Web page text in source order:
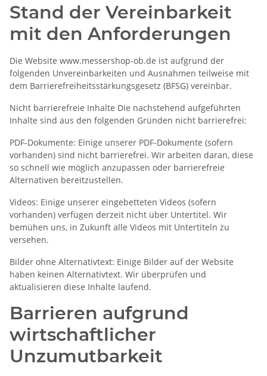
Stand der Vereinbarkeit
mit den Anforderungen
Die Website www.messershop-ob.de ist aufgrund der
folgenden Unvereinbarkeiten und Ausnahmen teilweise mit
dem Barrierefreiheitsstärkungsgesetz (BFSG) vereinbar.
Nicht barrierefreie Inhalte Die nachstehend aufgeführten
Inhalte sind aus den folgenden Gründen nicht barrierefrei:
PDF-Dokumente: Einige unserer PDF-Dokumente (sofern
vorhanden) sind nicht barrierefrei. Wir arbeiten daran, diese
so schnell wie möglich anzupassen oder barrierefreie
Alternativen bereitzustellen.
Videos: Einige unserer eingebetteten Videos (sofern
vorhanden) verfügen derzeit nicht über Untertitel. Wir
bemühen uns, in Zukunft alle Videos mit Untertiteln zu
versehen.
Bilder ohne Alternativtext: Einige Bilder auf der Website
haben keinen Alternativtext. Wir überprüfen und
aktualisieren diese Inhalte laufend.
Barrieren aufgrund
wirtschaftlicher
Unzumutbarkeit